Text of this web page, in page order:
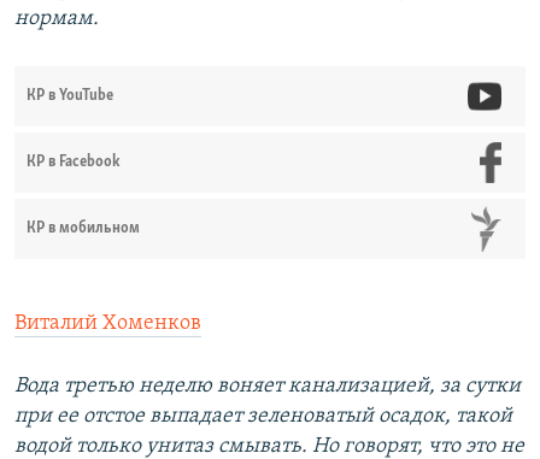
нормам.
КР в YouTube
КР в Facebook
КР в мобильном
Виталий Хоменков
Вода третью неделю воняет канализацией, за сутки
при ее отстое выпадает зеленоватый осадок, такой
водой только унитаз смывать. Но говорят, что это не